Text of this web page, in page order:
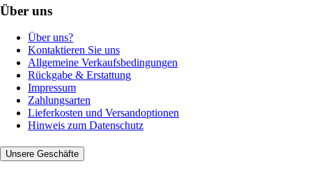
Über uns
Über uns?
Kontaktieren Sie uns
Allgemeine Verkaufsbedingungen
Rückgabe & Erstattung
Impressum
Zahlungsarten
Lieferkosten und Versandoptionen
Hinweis zum Datenschutz
Unsere Geschäfte